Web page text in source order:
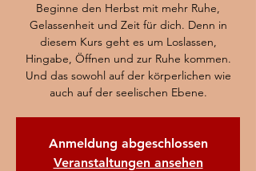
Beginne den Herbst mit mehr Ruhe,
Gelassenheit und Zeit für dich. Denn in
diesem Kurs geht es um Loslassen,
Hingabe, Öffnen und zur Ruhe kommen.
Und das sowohl auf der körperlichen wie
auch auf der seelischen Ebene.
Anmeldung abgeschlossen
Veranstaltungen ansehen